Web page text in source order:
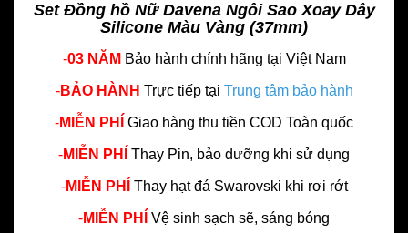
Set Đồng hồ Nữ Davena Ngôi Sao Xoay Dây
Silicone Màu Vàng (37mm)
-03 NĂM Bảo hành chính hãng tại Việt Nam
-BẢO HÀNH Trực tiếp tại Trung tâm bảo hành
-MIỄN PHÍ Giao hàng thu tiền COD Toàn quốc
-MIỄN PHÍ Thay Pin, bảo dưỡng khi sử dụng
-MIỄN PHÍ Thay hạt đá Swarovski khi rơi rớt
-MIỄN PHÍ Vệ sinh sạch sẽ, sáng bóng